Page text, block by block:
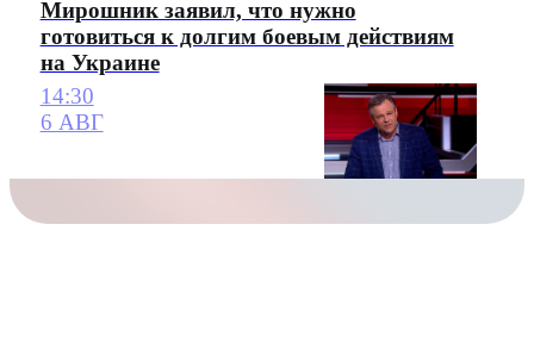
Мирошник заявил, что нужно
готовиться к долгим боевым действиям
на Украине
14:30
6 АВГ